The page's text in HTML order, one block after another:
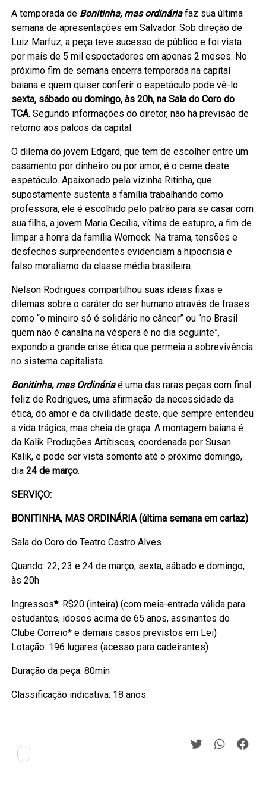
A temporada de Bonitinha, mas ordináriafaz sua última
semana de apresentações em Salvador. Sob direção de
Luiz Marfuz, a peça teve sucesso de público e foi vista
por mais de 5 mil espectadores em apenas 2 meses. No
próximo fim de semana encerra temporada na capital
baiana e quem quiser conferir o espetáculo pode vê-lo
sexta, sábado ou domingo, às 20h, na Sala do Coro do
TCA.Segundo informações do diretor, não há previsão de
retorno aos palcos da capital.
O dilema do jovem Edgard, que tem de escolher entre um
casamento por dinheiro ou por amor, é o cerne deste
espetáculo. Apaixonado pela vizinha Ritinha, que
supostamente sustenta a família trabalhando como
professora, ele é escolhido pelo patrão para se casar com
sua filha, a jovem Maria Cecília, vítima de estupro, a fim de
limpar a honra da família Werneck. Na trama, tensões e
desfechos surpreendentes evidenciam a hipocrisia e
falso moralismo da classe média brasileira.
Nelson Rodrigues compartilhou suas ideias fixas e
dilemas sobre o caráter do ser humano através de frases
como “o mineiro só é solidário no câncer” ou “no Brasil
quem não é canalha na véspera é no dia seguinte”,
expondo a grande crise ética que permeia a sobrevivência
no sistema capitalista.
Bonitinha, mas Ordináriaé uma das raras peças com final
feliz de Rodrigues, uma afirmação da necessidade da
ética, do amor e da civilidade deste, que sempre entendeu
a vida trágica, mas cheia de graça. A montagem baiana é
da Kalik Produções Artítiscas, coordenada por Susan
Kalik, e pode ser vista somente até o próximo domingo,
dia24 de março.
SERVIÇO:
BONITINHA, MAS ORDINÁRIA (última semana em cartaz)
Sala do Coro do Teatro Castro Alves
Quando: 22, 23 e 24 de março, sexta, sábado e domingo,
às 20h
Ingressos*: R$20 (inteira) (com meia-entrada válida para
estudantes, idosos acima de 65 anos, assinantes do
Clube Correio* e demais casos previstos em Lei)
Lotação: 196 lugares (acesso para cadeirantes)
Duração da peça: 80min
Classificação indicativa: 18 anos